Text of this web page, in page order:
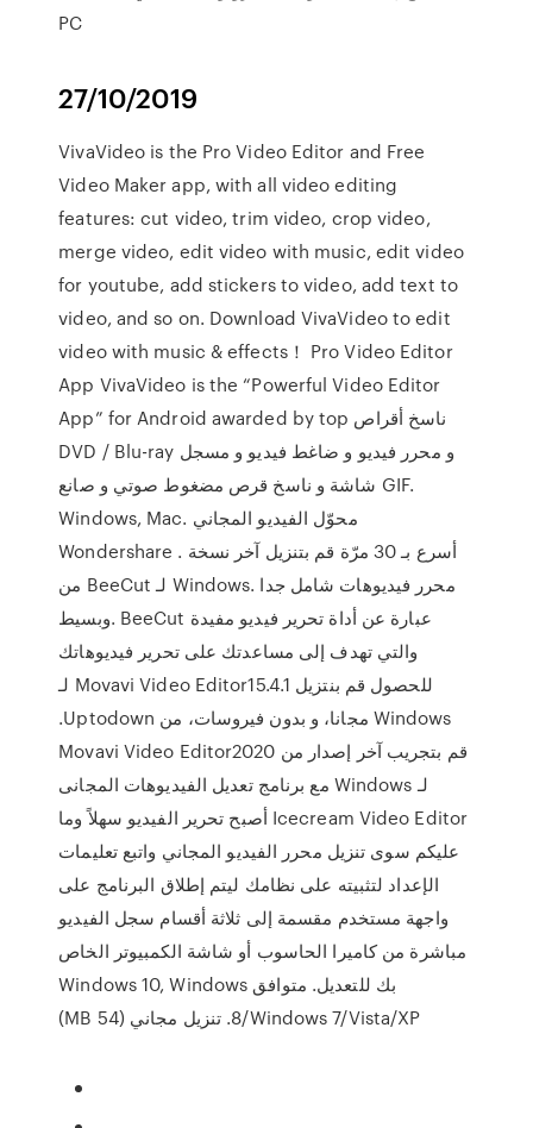
PC
27/10/2019
VivaVideo is the Pro Video Editor and Free
Video Maker app, with all video editing
features: cut video, trim video, crop video,
merge video, edit video with music, edit video
for youtube, add stickers to video, add text to
video, and so on. Download VivaVideo to edit
video with music & effects！ Pro Video Editor
App VivaVideo is the “Powerful Video Editor
App” for Android awarded by top ناسخ أقراص
DVD / Blu-ray و محرر فيديو و ضاغط فيديو و مسجل
شاشة و ناسخ قرص مضغوط صوتي و صانع GIF.
Windows, Mac. محوّل الفيديو المجاني
Wondershare . أسرع بـ 30 مرّة قم بتنزيل آخر نسخة
من BeeCut لـ Windows. محرر فيديوهات شامل جدا
وبسيط. BeeCut عبارة عن أداة تحرير فيديو مفيدة
والتي تهدف إلى مساعدتك على تحرير فيديوهاتك
للحصول ‫قم بنتزيل Movavi Video Editor15.4.1 لـ
Windows مجانا، و بدون فيروسات، من Uptodown.
قم بتجريب آخر إصدار من Movavi Video Editor2020
لـ Windows مع برنامج تعديل الفيديوهات المجانى
Icecream Video Editor أصبح تحرير الفيديو سهلاً وما
عليكم سوى تنزيل محرر الفيديو المجاني واتبع تعليمات
الإعداد لتثبيته على نظامك ليتم إطلاق البرنامج على
واجهة مستخدم مقسمة إلى ثلاثة أقسام سجل الفيديو
مباشرة من كاميرا الحاسوب أو شاشة الكمبيوتر الخاص
بك للتعديل. متوافق Windows 10, Windows
8/Windows 7/Vista/XP. تنزيل مجاني (54 MB)